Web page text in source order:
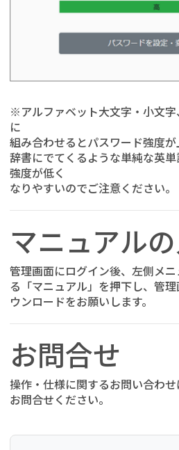
※アルファベット大文字・小文
に
組み合わせるとパスワード強度が
辞書にでてくるような単純な英
強度が低く
なりやすいのでご注意ください。
マニュアル
管理画面にログイン後、左側メ
る「マニュアル」を押下し、管
ウンロードをお願いします。
お問合せ
操作・仕様に関するお問い合わせ
お問合せください。